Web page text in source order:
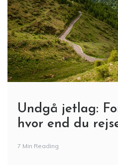
Undgå jetlag:
hvor end du
7 Min Reading